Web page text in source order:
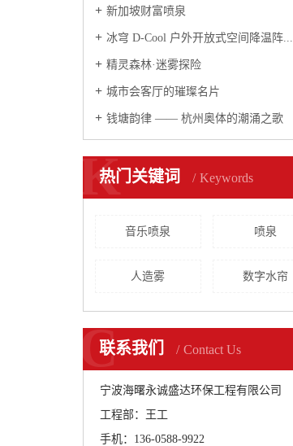
新加坡财富喷泉
冰穹 D-Cool 户外开放式空间降温阵...
精灵森林·迷雾探险
城市会客厅的璀璨名片
钱塘韵律 —— 杭州奥体的潮涌之歌
热门关键词 Keywords
K
音乐喷泉 喷泉
人造雾 数字水帘
联系我们 Contact Us
C
宁波海曙永诚盛达环保工程有限公司
工程部：王工
手机：136-0588-9922